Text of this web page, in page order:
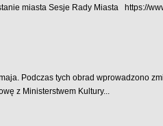
miasta Sesje Rady Miasta https://
Podczas tych obrad wprowadzono
z Ministerstwem Kultury...